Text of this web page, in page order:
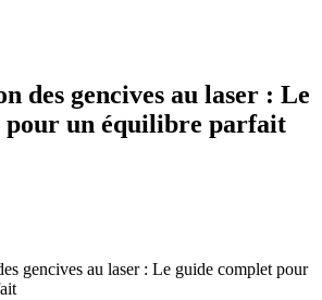
des gencives au laser : Le
pour un équilibre parfait
gencives au laser : Le guide complet pour